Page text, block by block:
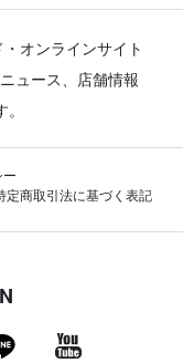
オンラインサイト
ュース、店舗情報
定商取引法に基づく表記